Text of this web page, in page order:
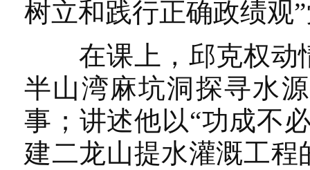
树立和践行正确政绩观
在课上，邱克权动
半山湾麻坑洞探寻水
事；讲述他以“功成不
建二龙山提水灌溉工